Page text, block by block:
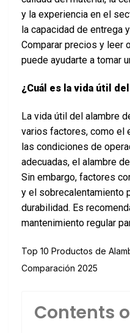
y la experiencia en el
la capacidad de entrega
Comparar precios y leer
puede ayudarte a tomar
¿Cuál es la vida útil
La vida útil del alambre
varios factores, como el
las condiciones de
adecuadas, el alambre
Sin embargo, factores
y el sobrecalentamiento
durabilidad. Es
mantenimiento regular
Top 10 Productos de
Comparación 2025
Contents